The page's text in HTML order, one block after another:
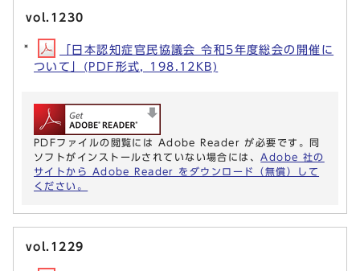
vol.1230
「日本認知症官民協議会 令和5年度総会の開催に
ついて」(PDF形式, 198.12KB)
PDFファイルの閲覧には Adobe Reader が必要です。同
ソフトがインストールされていない場合には、 Adobe 社の
サイトから Adobe Reader をダウンロード（無償）して
ください。
vol.1229